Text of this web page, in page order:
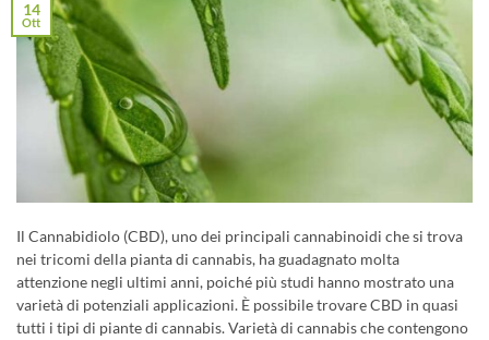
14
Ott
Il Cannabidiolo (CBD), uno dei principali cannabinoidi che si trova
nei tricomi della pianta di cannabis, ha guadagnato molta
attenzione negli ultimi anni, poiché più studi hanno mostrato una
varietà di potenziali applicazioni. È possibile trovare CBD in quasi
tutti i tipi di piante di cannabis. Varietà di cannabis che contengono